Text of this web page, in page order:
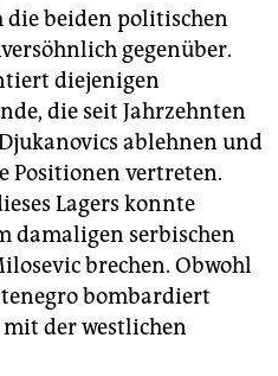
die beiden politischen
gegenüber.
diejenigen
die seit Jahrzehnten
ablehnen und
Positionen vertreten.
Lagers konnte
damaligen serbischen
brechen. Obwohl
bombardiert
der westlichen